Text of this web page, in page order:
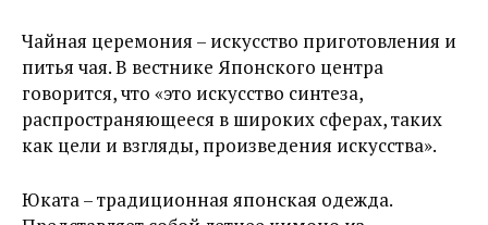
Чайная церемония – искусство приготовления и
питья чая. В вестнике Японского центра
говорится, что «это искусство синтеза,
распространяющееся в широких сферах, таких
как цели и взгляды, произведения искусства».
Юката – традиционная японская одежда.